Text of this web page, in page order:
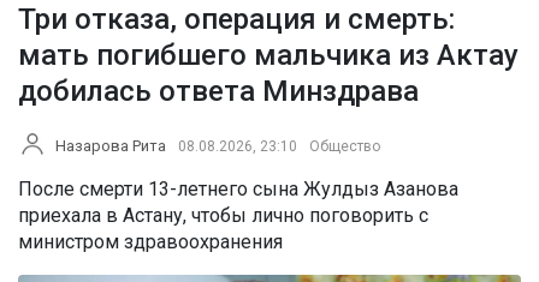
Три отказа, операция и смерть:
мать погибшего мальчика из Актау
добилась ответа Минздрава
Назарова Рита 08.08.2026, 23:10 Общество
После смерти 13-летнего сына Жулдыз Азанова
приехала в Астану, чтобы лично поговорить с
министром здравоохранения